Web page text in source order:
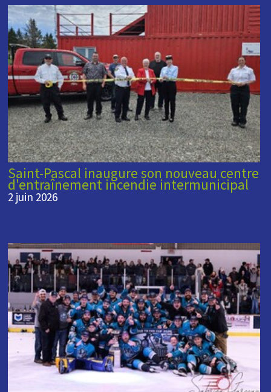
Saint-Pascal inaugure son nouveau centre
d'entraînement incendie intermunicipal
2 juin 2026